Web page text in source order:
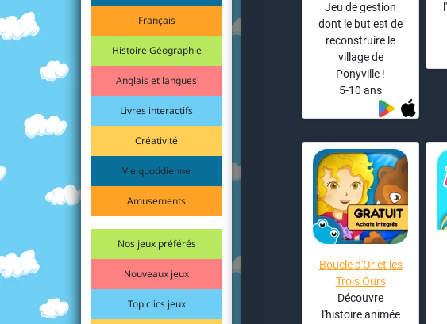
Français
Histoire Géographie
Anglais et langues
Livres interactifs
Créativité
Vie quotidienne
Amusements
Nos jeux préférés
Nouveaux jeux
Top clics jeux
Jeu de gestion
dont le but est de
reconstruire le
village de
Ponyville !
5-10 ans
Boucle d'Or et les
Trois Ours
Découvre
l'histoire animée